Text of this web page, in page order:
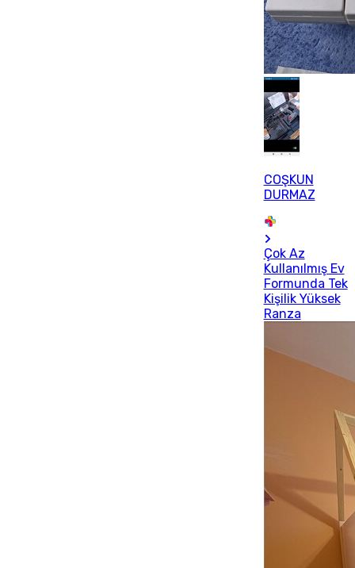
COŞKUN
DURMAZ
Çok Az
Kullanılmış Ev
Formunda Tek
Kişilik Yüksek
Ranza